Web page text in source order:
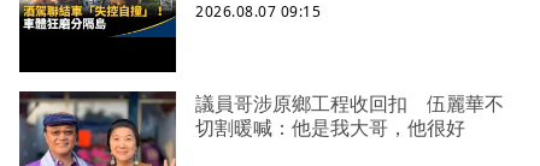
2026.08.07 09:15
議員哥涉原鄉工程收回扣 伍麗華不
切割暖喊：他是我大哥，他很好